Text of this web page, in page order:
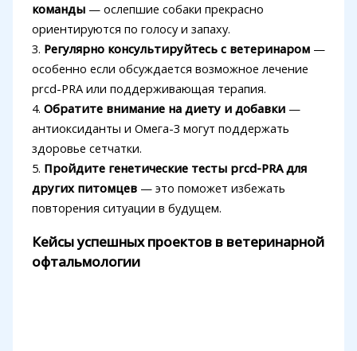
команды— ослепшие собаки прекрасно
ориентируются по голосу и запаху.
3. Регулярно консультируйтесь с ветеринаром—
особенно если обсуждается возможное лечение
prcd-PRA или поддерживающая терапия.
4. Обратите внимание на диету и добавки—
антиоксиданты и Омега-3 могут поддержать
здоровье сетчатки.
5. Пройдите генетические тесты prcd-PRA для
других питомцев— это поможет избежать
повторения ситуации в будущем.
Кейсы успешных проектов в ветеринарной
офтальмологии